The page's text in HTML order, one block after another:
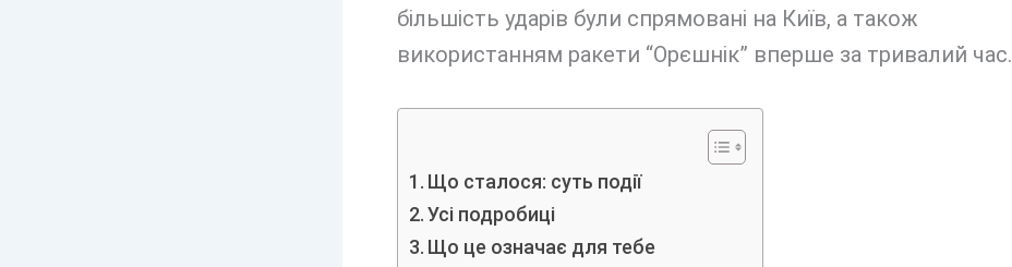
більшість ударів були спрямовані на Київ, а також
використанням ракети “Орєшнік” вперше за тривалий час.
Що сталося: суть події
Усі подробиці
Що це означає для тебе